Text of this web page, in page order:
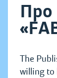
Про
The
willing to